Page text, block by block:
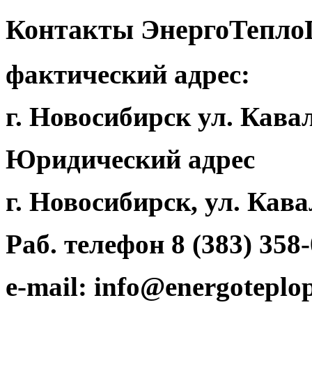
Контакты
фактический адрес:
г. Новосибирск ул.
Юридический адрес
г. Новосибирск, ул.
Раб. телефон 8 (383)
e-mail: